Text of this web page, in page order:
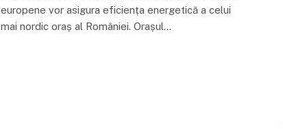
europene vor asigura eficiența energetică a celui
mai nordic oraș al României. Orașul…